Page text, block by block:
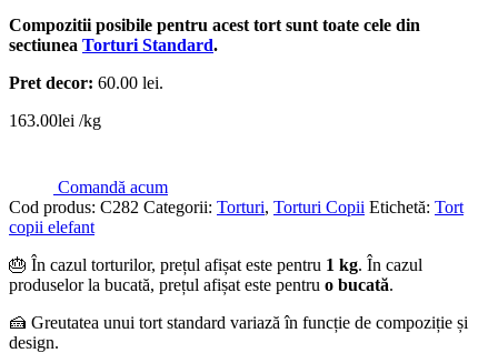
Compozitii posibile pentru acest tort sunt toate cele din
sectiunea Torturi Standard.
Pret decor: 60.00 lei.
163.00lei /kg
Comandă acum
Cod produs: C282 Categorii: Torturi, Torturi Copii Etichetă: Tort
copii elefant
🎂 În cazul torturilor, prețul afișat este pentru 1 kg. În cazul
produselor la bucată, prețul afișat este pentru o bucată.
🍰 Greutatea unui tort standard variază în funcție de compoziție și
design.